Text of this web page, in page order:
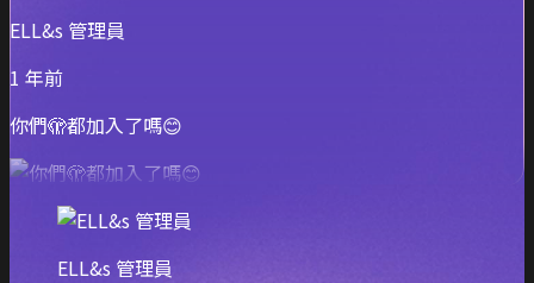
ELL&s 管理員
1 年前
你們🫣都加入了嗎😊
ELL&s 管理員